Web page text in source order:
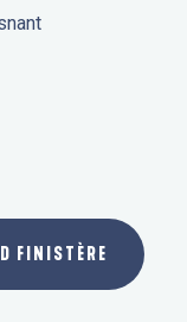
FINISTÈRE